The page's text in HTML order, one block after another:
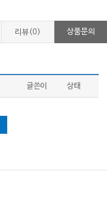
리뷰(0) 상품문의
글쓴이 상태